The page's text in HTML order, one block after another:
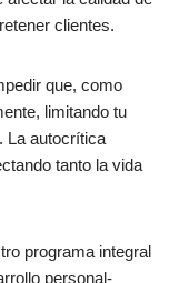
clientes.
que, como
limitando tu
La autocrítica
tanto la vida
programa integral
personal-